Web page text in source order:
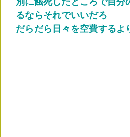
るならそれでいいだろ
だらだら日々を空費するよ